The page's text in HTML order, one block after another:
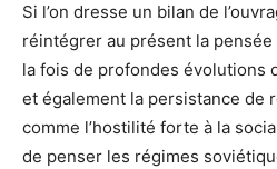
Si l’on dresse un bilan de
réintégrer au présent la
la fois de profondes évolutions
et également la persistance de
comme l’hostilité forte à la
de penser les régimes